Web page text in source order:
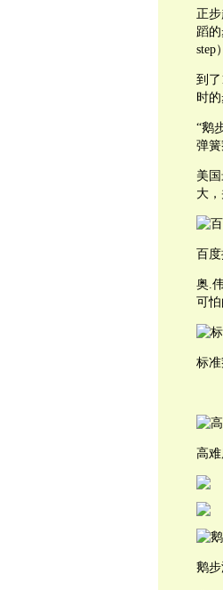
正
蹈
step
到
时
“鹅
弹簧
美
大
百
奥.
可
标
高
鹅